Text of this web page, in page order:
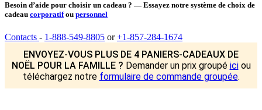
Besoin d’aide pour choisir un cadeau ? — Essayez notre système de choix de
cadeau corporatifou personnel
Contacts - 1-888-549-8805 or+1-857-284-1674
ENVOYEZ-VOUS PLUS DE 4 PANIERS-CADEAUX DE
NOËL POUR LA FAMILLE ? Demander un prix groupé iciou
téléchargez notre formulaire de commande groupée.